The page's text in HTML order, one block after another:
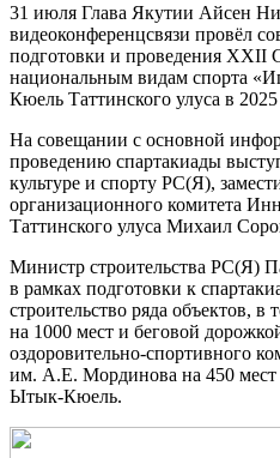
31 июля Глава Якутии Айсен
видеоконференцсвязи провёл
подготовки и проведения XXII
национальным видам спорта
Кюель Таттинского улуса в 2025
На совещании с основной
проведению спартакиады
культуре и спорту РС(Я),
организационного комитета
Таттинского улуса Михаил
Министр строительства РС(Я)
в рамках подготовки к
строительство ряда объектов, в
на 1000 мест и беговой
оздоровительно-спортивного
им. А.Е. Мординова на 450 мест
Ытык-Кюель.